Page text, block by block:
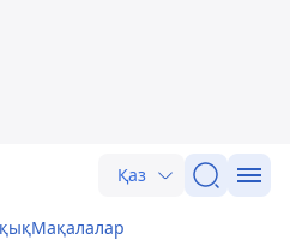
Қаз
Мақалалар